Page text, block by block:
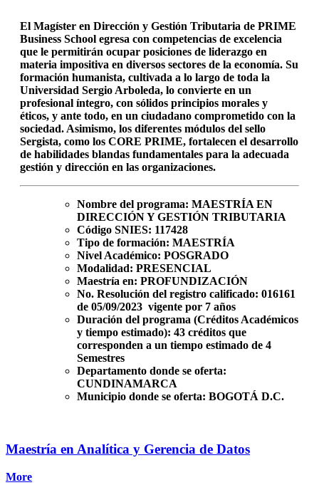
El Magíster en Dirección y Gestión Tributaria de PRIME
Business School egresa con competencias de excelencia
que le permitirán ocupar posiciones de liderazgo en
materia impositiva en diversos sectores de la economía. Su
formación humanista, cultivada a lo largo de toda la
Universidad Sergio Arboleda, lo convierte en un
profesional íntegro, con sólidos principios morales y
éticos, y ante todo, en un ciudadano comprometido con la
sociedad. Asimismo, los diferentes módulos del sello
Sergista, como los CORE PRIME, fortalecen el desarrollo
de habilidades blandas fundamentales para la adecuada
gestión y dirección en las organizaciones.
Nombre del programa: MAESTRÍA EN
DIRECCIÓN Y GESTIÓN TRIBUTARIA
Código SNIES: 117428
Tipo de formación: MAESTRÍA
Nivel Académico: POSGRADO
Modalidad: PRESENCIAL
Maestría en: PROFUNDIZACIÓN
No. Resolución del registro calificado: 016161
de 05/09/2023 vigente por 7 años
Duración del programa (Créditos Académicos
y tiempo estimado): 43 créditos que
corresponden a un tiempo estimado de 4
Semestres
Departamento donde se oferta:
CUNDINAMARCA
Municipio donde se oferta: BOGOTÁ D.C.
Maestría en Analítica y Gerencia de Datos
More